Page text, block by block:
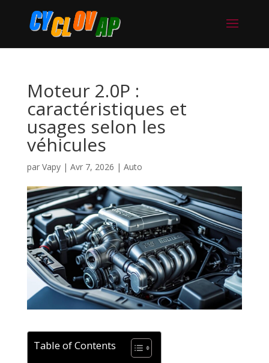
Moteur 2.0P :
caractéristiques et
usages selon les
véhicules
par Vapy| Avr 7, 2026 | Auto
Table of Contents